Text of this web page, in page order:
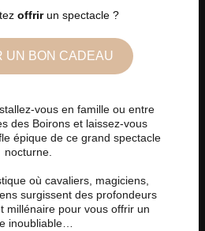
offrirun spectacle ?
UN BON CADEAU
vous en famille ou entre
des Boirons et laissez-vous
épique de ce grand spectacle
nocturne.
où cavaliers, magiciens,
surgissent des profondeurs
millénaire pour vous offrir un
inoubliable…